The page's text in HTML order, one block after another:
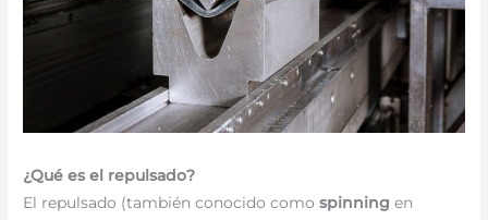
¿Qué es el repulsado?
El repulsado (también conocido comospinning en